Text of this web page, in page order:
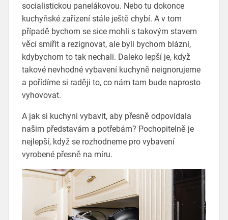
socialistickou panelákovou. Nebo tu dokonce
kuchyňské zařízení stále ještě chybí. A v tom
případě bychom se sice mohli s takovým stavem
věcí smířit a rezignovat, ale byli bychom blázni,
kdybychom to tak nechali. Daleko lepší je, když
takové nevhodné vybavení kuchyně neignorujeme
a pořídíme si raději to, co nám tam bude naprosto
vyhovovat.
A jak si kuchyni vybavit, aby přesně odpovídala
našim představám a potřebám? Pochopitelně je
nejlepší, když se rozhodneme pro vybavení
vyrobené přesně na míru.